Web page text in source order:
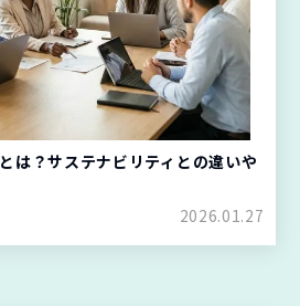
は？サステナビリティとの違いや
2026.01.27